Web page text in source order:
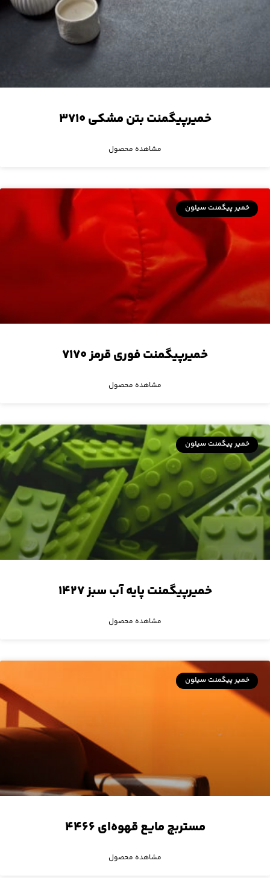
خمیرپیگمنت بتن مشکی ۳۷۱۰
مشاهده محصول
خمیر پیگمنت سیلون
خمیرپیگمنت فوری قرمز ۷۱۷۰
مشاهده محصول
خمیر پیگمنت سیلون
خمیرپیگمنت پایه آب سبز ۱۴۲۷
مشاهده محصول
خمیر پیگمنت سیلون
مستربچ مایع قهوه‌ای ۴۴۶۶
مشاهده محصول